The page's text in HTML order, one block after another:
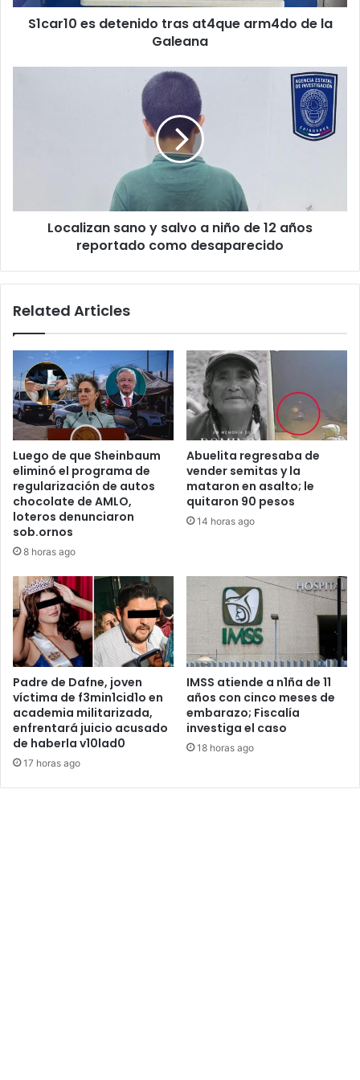
Galeana
S1car10 es detenido tras at4que arm4do de la
Galeana
años
reportadoLocalizan sano y salvo a niño de 12 años
reportado como desaparecido
Related Articles
Luego de que Sheinbaum
eliminó el programa de
regularización de autos
chocolate de AMLO,
loteros denunciaron
sob.ornos
8 horas ago
Abuelita regresaba de
vender semitas y la
mataron en asalto; le
quitaron 90 pesos
14 horas ago
Padre de Dafne, joven
víctima de f3min1cid1o en
academia militarizada,
enfrentará juicio acusado
de haberla v10lad0
17 horas ago
IMSS atiende a n1ña de 11
años con cinco meses de
embarazo; Fiscalía
investiga el caso
18 horas ago